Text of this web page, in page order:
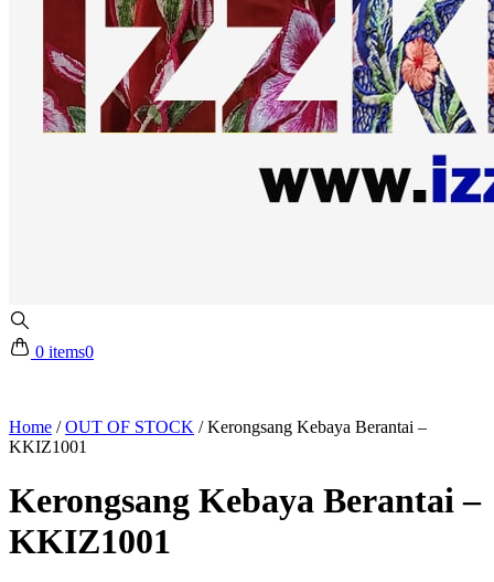
0 items0
Home /OUT OF STOCK /Kerongsang Kebaya Berantai –
KKIZ1001
Kerongsang Kebaya Berantai –
KKIZ1001